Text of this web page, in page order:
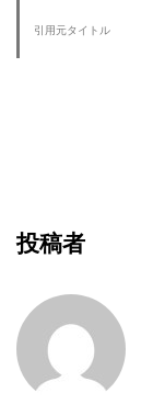
引用元タイトル
投稿者